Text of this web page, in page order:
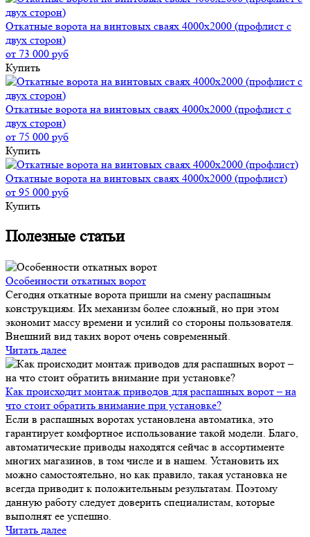
Откатные ворота на винтовых сваях 4000x2000 (профлист с
двух сторон)
от 73 000 руб
Купить
Откатные ворота на винтовых сваях 4000x2000 (профлист с
двух сторон)
от 75 000 руб
Купить
Откатные ворота на винтовых сваях 4000x2000 (профлист)
от 95 000 руб
Купить
Полезные статьи
Особенности откатных ворот
Сегодня откатные ворота пришли на смену распашным
конструкциям. Их механизм более сложный, но при этом
экономит массу времени и усилий со стороны пользователя.
Внешний вид таких ворот очень современный.
Читать далее
Как происходит монтаж приводов для распашных ворот – на
что стоит обратить внимание при установке?
Если в распашных воротах установлена автоматика, это
гарантирует комфортное использование такой модели. Благо,
автоматические приводы находятся сейчас в ассортименте
многих магазинов, в том числе и в нашем. Установить их
можно самостоятельно, но как правило, такая установка не
всегда приводит к положительным результатам. Поэтому
данную работу следует доверить специалистам, которые
выполнят ее успешно.
Читать далее